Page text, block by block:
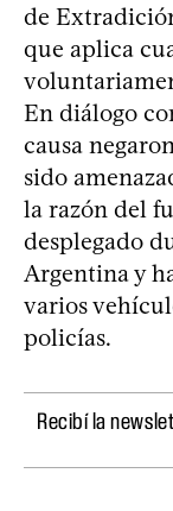
de
que aplica
En diálogo
causa
sido
la razón del
desplegado
Argentina y
varios
policías.
Recibí la